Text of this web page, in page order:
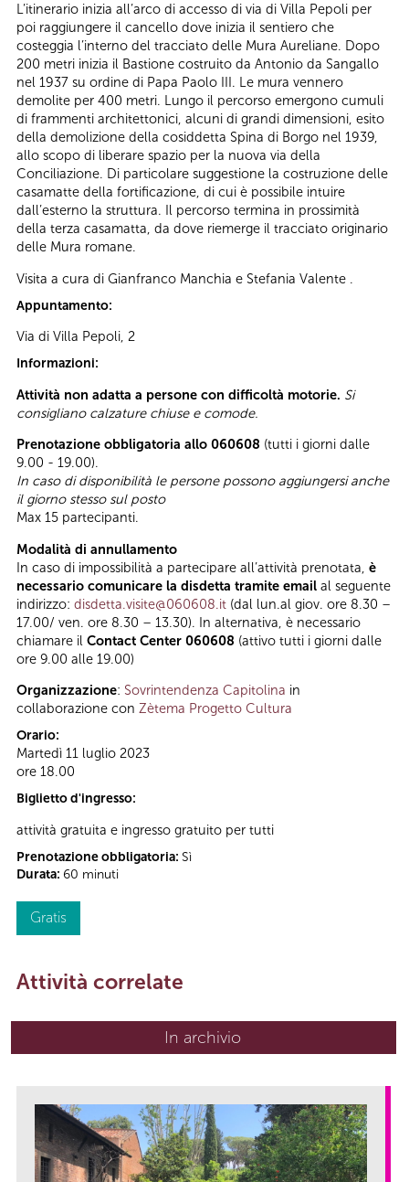
L’itinerario inizia all’arco di accesso di via di Villa Pepoli per
poi raggiungere il cancello dove inizia il sentiero che
costeggia l’interno del tracciato delle Mura Aureliane. Dopo
200 metri inizia il Bastione costruito da Antonio da Sangallo
nel 1937 su ordine di Papa Paolo III. Le mura vennero
demolite per 400 metri. Lungo il percorso emergono cumuli
di frammenti architettonici, alcuni di grandi dimensioni, esito
della demolizione della cosiddetta Spina di Borgo nel 1939,
allo scopo di liberare spazio per la nuova via della
Conciliazione. Di particolare suggestione la costruzione delle
casamatte della fortificazione, di cui è possibile intuire
dall’esterno la struttura. Il percorso termina in prossimità
della terza casamatta, da dove riemerge il tracciato originario
delle Mura romane.
Visita a cura di Gianfranco Manchia e Stefania Valente .
Appuntamento:
Via di Villa Pepoli, 2
Informazioni:
Attività non adatta a persone con difficoltà motorie. Si
consigliano calzature chiuse e comode.
Prenotazione obbligatoria allo 060608 (tutti i giorni dalle
9.00 - 19.00).
In caso di disponibilità le persone possono aggiungersi anche
il giorno stesso sul posto
Max 15 partecipanti.
Modalità di annullamento
In caso di impossibilità a partecipare all’attività prenotata, è
necessario comunicare la disdetta tramite email al seguente
indirizzo: disdetta.visite@060608.it (dal lun.al giov. ore 8.30 –
17.00/ ven. ore 8.30 – 13.30). In alternativa, è necessario
chiamare il Contact Center 060608 (attivo tutti i giorni dalle
ore 9.00 alle 19.00)
Organizzazione: Sovrintendenza Capitolina in
collaborazione con Zètema Progetto Cultura
Orario:
Martedì 11 luglio 2023
ore 18.00
Biglietto d'ingresso:
attività gratuita e ingresso gratuito per tutti
Prenotazione obbligatoria: Sì
Durata: 60 minuti
Gratis
Attività correlate
In archivio